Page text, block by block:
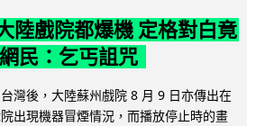
陸戲院都爆機 定格對白竟
民：乞丐詛咒
台灣後，大陸蘇州戲院 8 月 9 日亦傳出在
出現機器冒煙情況，而播放停止時的畫